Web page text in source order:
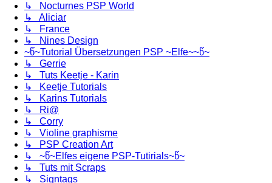
↳ Nocturnes PSP World
↳ Aliciar
↳ France
↳ Nines Design
~წ~Tutorial Übersetzungen PSP ~Elfe~~წ~
↳ Gerrie
↳ Tuts Keetje - Karin
↳ Keetje Tutorials
↳ Karins Tutorials
↳ Ri@
↳ Corry
↳ Violine graphisme
↳ PSP Creation Art
↳ ~წ~Elfes eigene PSP-Tutirials~წ~
↳ Tuts mit Scraps
↳ Signtags